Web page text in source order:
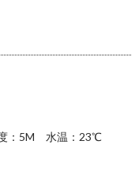
：5M 水温：23℃